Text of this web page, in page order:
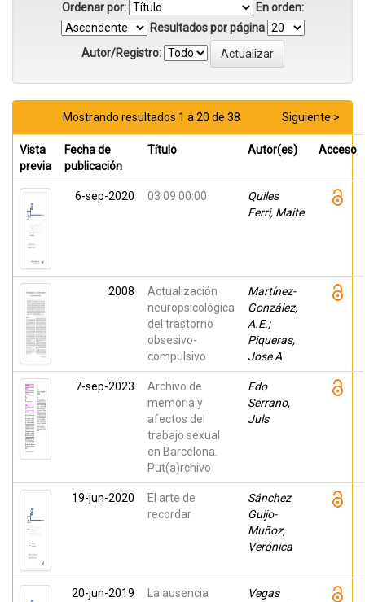
Ordenar por:
En orden:
Resultados por página
Autor/Registro:
Mostrando resultados 1 a 20 de 38 Siguiente >
Vista
previa
Fecha de
publicación
Título Autor(es) Acceso
6-sep-2020 03 09 00:00
Quiles
Ferri, Maite
2008
Actualización
neuropsicológica
del trastorno
obsesivo-
compulsivo
Martínez-
González,
A.E.;
Piqueras,
Jose A
7-sep-2023
Archivo de
memoria y
afectos del
trabajo sexual
en Barcelona.
Put(a)rchivo
Edo
Serrano,
Juls
19-jun-2020
El arte de
recordar
Sánchez
Guijo-
Muñoz,
Verónica
20-jun-2019
La ausencia
Vegas